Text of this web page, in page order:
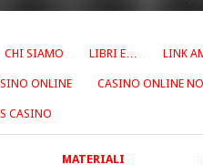
CHI SIAMO LIBRI E… LINK
ONLINE CASINO ONLINE
CASINO
MATERIALI